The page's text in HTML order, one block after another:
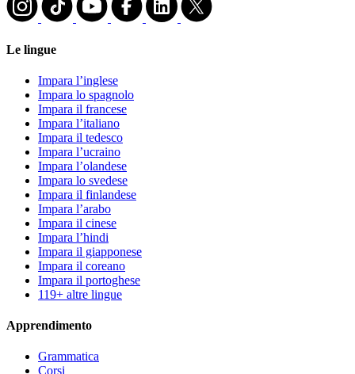
Le lingue
Impara l’inglese
Impara lo spagnolo
Impara il francese
Impara l’italiano
Impara il tedesco
Impara l’ucraino
Impara l’olandese
Impara lo svedese
Impara il finlandese
Impara l’arabo
Impara il cinese
Impara l’hindi
Impara il giapponese
Impara il coreano
Impara il portoghese
119+ altre lingue
Apprendimento
Grammatica
Corsi